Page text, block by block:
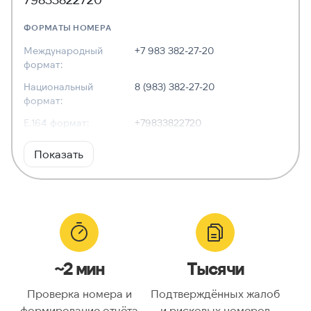
ФОРМАТЫ НОМЕРА
Международный
формат:
+7 983 382-27-20
Национальный
формат:
8 (983) 382-27-20
E.164 формат:
+79833822720
RFC3966
формат:
Тип номера:
Оператор связи:
Национальный
9833822720
Код страны:
Показать
~2 мин
Проверка номера и
Тысячи
Подтверждённых жалоб